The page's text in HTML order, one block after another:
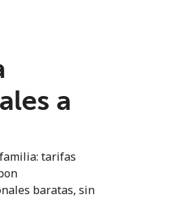
a
tarifas
baratas, sin